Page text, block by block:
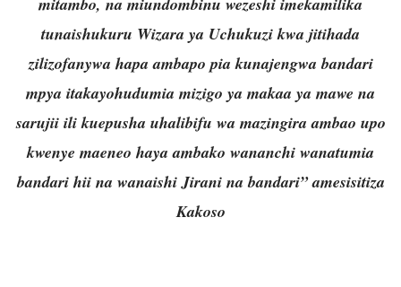
tunaishukuru Wizara ya Uchukuzi kwa jitihada
zilizofanywa hapa ambapo pia kunajengwa bandari
mpya itakayohudumia mizigo ya makaa ya mawe na
sarujii ili kuepusha uhalibifu wa mazingira ambao upo
kwenye maeneo haya ambako wananchi wanatumia
bandari hii na wanaishi Jirani na bandari” amesisitiza
Kakoso